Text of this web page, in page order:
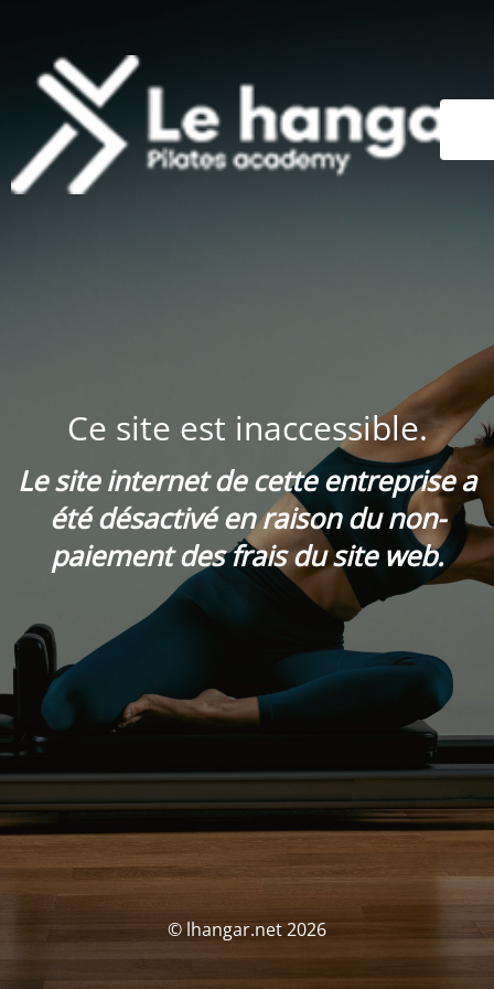
Ce site est inaccessible.
Le site internet de cette entreprise a
été désactivé en raison du non-
paiement des frais du site web.
© lhangar.net 2026